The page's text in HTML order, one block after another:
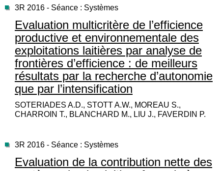
3R 2016 - Séance : Systèmes
Evaluation multicritère de l’efficience
productive et environnementale des
exploitations laitières par analyse de
frontières d’efficience : de meilleurs
résultats par la recherche d’autonomie
que par l’intensification
SOTERIADES A.D., STOTT A.W., MOREAU S.,
CHARROIN T., BLANCHARD M., LIU J., FAVERDIN P.
3R 2016 - Séance : Systèmes
Evaluation de la contribution nette des